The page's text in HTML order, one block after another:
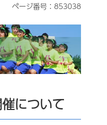
ページ番号：853038
について